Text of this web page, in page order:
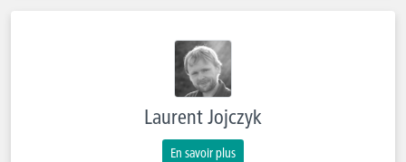
Laurent Jojczyk
En savoir plus